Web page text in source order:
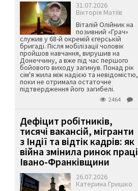
31.07.2026
Вікторія Матіїв
Віталій Олійник на
позивний «Грач»
служив у 68-й окремій єгерській
бригаді. Після мобілізації чоловік
пройшов навчання, вирушив на
Донеччину, а вже під час першого
бойового виходу загинув. Понад рік
сім'я жила між надією та невідомістю,
поки не отримала остаточне
підтвердження його загибелі.
2464
Дефіцит робітників,
тисячі вакансій, мігранти
з Індії та відтік кадрів: як
війна змінила ринок праці
Івано-Франківщини
26.07.2026
Катерина Гришко